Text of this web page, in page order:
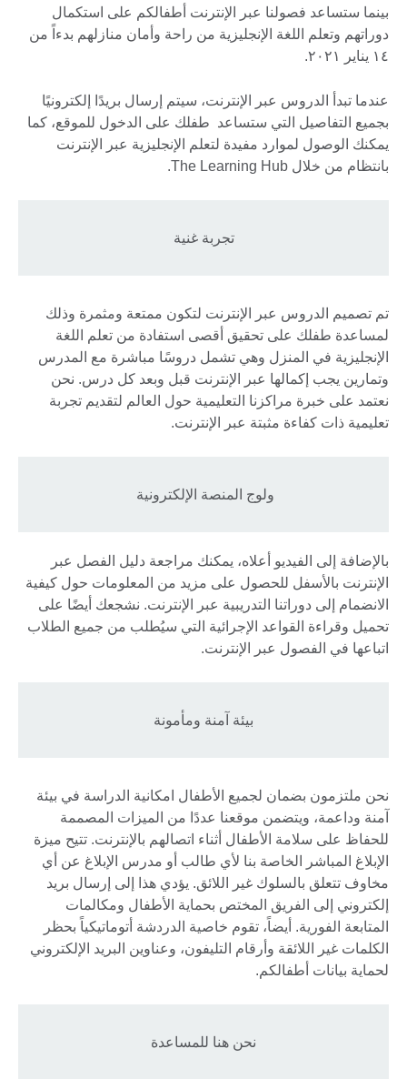
بينما ستساعد فصولنا عبر الإنترنت أطفالكم على استكمال
دوراتهم وتعلم اللغة الإنجليزية من راحة وأمان منازلهم بدءاً من
١٤ يناير ٢٠٢١.
عندما تبدأ الدروس عبر الإنترنت، سيتم إرسال بريدًا إلكترونيًا
بجميع التفاصيل التي ستساعد طفلك على الدخول للموقع، كما
يمكنك الوصول لموارد مفيدة لتعلم الإنجليزية عبر الإنترنت
بانتظام من خلال The Learning Hub.
تجربة غنية
تم تصميم الدروس عبر الإنترنت لتكون ممتعة ومثمرة وذلك
لمساعدة طفلك على تحقيق أقصى استفادة من تعلم اللغة
الإنجليزية في المنزل وهي تشمل دروسًا مباشرة مع المدرس
وتمارين يجب إكمالها عبر الإنترنت قبل وبعد كل درس. نحن
نعتمد على خبرة مراكزنا التعليمية حول العالم لتقديم تجربة
تعليمية ذات كفاءة مثبتة عبر الإنترنت.
ولوج المنصة الإلكترونية
بالإضافة إلى الفيديو أعلاه، يمكنك مراجعة دليل الفصل عبر
الإنترنت بالأسفل للحصول على مزيد من المعلومات حول كيفية
الانضمام إلى دوراتنا التدريبية عبر الإنترنت. نشجعك أيضًا على
تحميل وقراءة القواعد الإجرائية التي سيُطلب من جميع الطلاب
اتباعها في الفصول عبر الإنترنت.
بيئة آمنة ومأمونة
نحن ملتزمون بضمان لجميع الأطفال امكانية الدراسة في بيئة
آمنة وداعمة، ويتضمن موقعنا عددًا من الميزات المصممة
للحفاظ على سلامة الأطفال أثناء اتصالهم بالإنترنت. تتيح ميزة
الإبلاغ المباشر الخاصة بنا لأي طالب أو مدرس الإبلاغ عن أي
مخاوف تتعلق بالسلوك غير اللائق. يؤدي هذا إلى إرسال بريد
إلكتروني إلى الفريق المختص بحماية الأطفال ومكالمات
المتابعة الفورية. أيضاً، تقوم خاصية الدردشة أتوماتيكياً بحظر
الكلمات غير اللائقة وأرقام التليفون، وعناوين البريد الإلكتروني
لحماية بيانات أطفالكم.
نحن هنا للمساعدة